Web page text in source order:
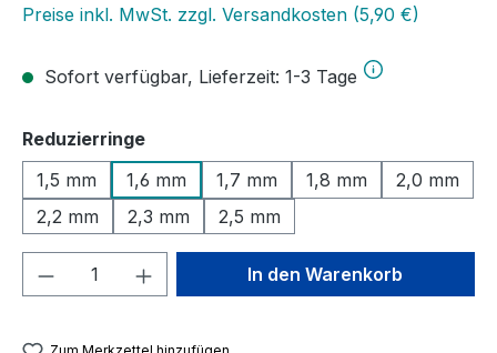
Preise inkl. MwSt. zzgl. Versandkosten (5,90 €)
Sofort verfügbar, Lieferzeit: 1-3 Tage
Reduzierringeauswählen
1,5 mm
1,6 mm 1,7 mm 1,8 mm
2,0 mm
2,2 mm
2,3 mm 2,5 mm
Produkt Anzahl: Gib denIn den Warenkorb